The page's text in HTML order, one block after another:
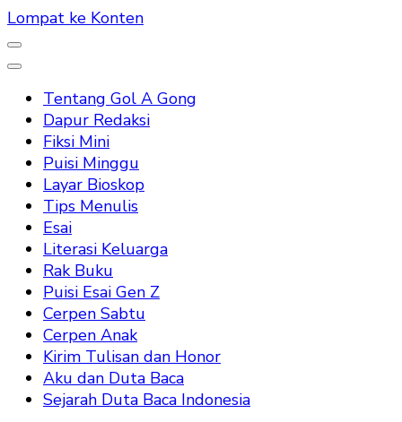
Lompat ke Konten
Tentang Gol A Gong
Dapur Redaksi
Fiksi Mini
Puisi Minggu
Layar Bioskop
Tips Menulis
Esai
Literasi Keluarga
Rak Buku
Puisi Esai Gen Z
Cerpen Sabtu
Cerpen Anak
Kirim Tulisan dan Honor
Aku dan Duta Baca
Sejarah Duta Baca Indonesia